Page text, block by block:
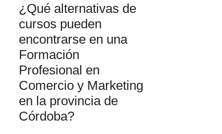
¿Qué alternativas de
cursos pueden
encontrarse en una
Formación
Profesional en
Comercio y Marketing
en la provincia de
Córdoba?